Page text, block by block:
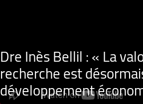
Dre Inès Bellil : « La
recherche est
développement